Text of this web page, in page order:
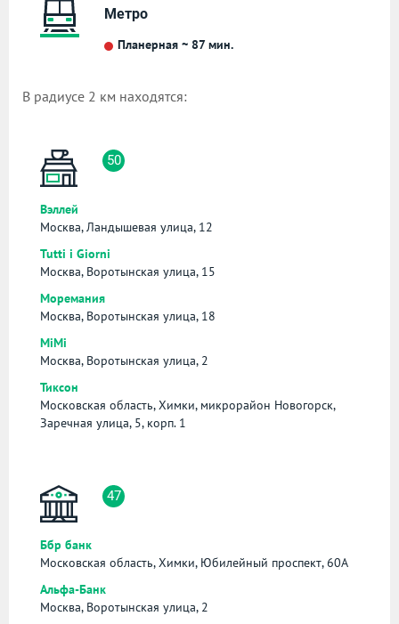
Метро
Планерная ~ 87 мин.
В радиусе 2 км находятся:
50
Вэллей
Москва, Ландышевая улица, 12
Tutti i Giorni
Москва, Воротынская улица, 15
Моремания
Москва, Воротынская улица, 18
MiMi
Москва, Воротынская улица, 2
Тиксон
Московская область, Химки, микрорайон Новогорск,
Заречная улица, 5, корп. 1
47
Ббр банк
Московская область, Химки, Юбилейный проспект, 60А
Альфа-Банк
Москва, Воротынская улица, 2